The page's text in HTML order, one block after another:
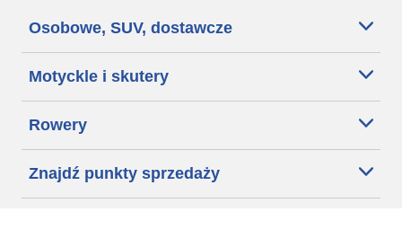
Osobowe, SUV, dostawcze
Motyckle i skutery
Rowery
Znajdź punkty sprzedaży